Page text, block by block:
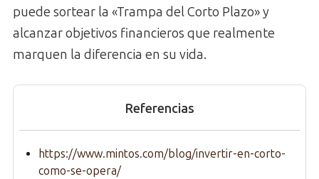
puede sortear la «Trampa del Corto Plazo» y
alcanzar objetivos financieros que realmente
marquen la diferencia en su vida.
Referencias
https://www.mintos.com/blog/invertir-en-corto-
como-se-opera/